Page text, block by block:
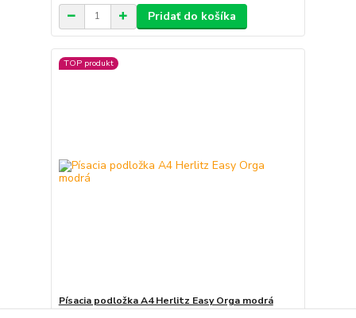
Pridať do košíka
TOP produkt
Písacia podložka A4 Herlitz Easy Orga modrá